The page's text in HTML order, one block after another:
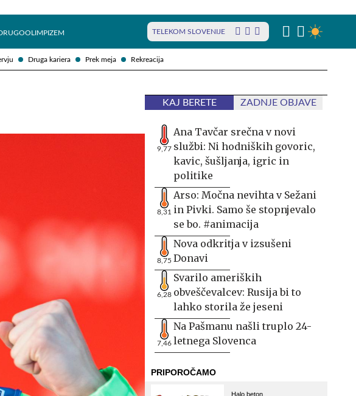
Druga kariera Prek meja Rekreacija
OLIMPIZEM TELEKOM SLOVENIJE
KAJ BERETE ZADNJE OBJAVE
9,77
Ana Tavčar srečna v novi
službi: Ni hodniških govoric,
kavic, šušljanja, igric in
politike
8,31
Arso: Močna nevihta v Sežani
in Pivki. Samo še stopnjevalo
se bo. #animacija
8,75
Nova odkritja v izsušeni
Donavi
6,28
Svarilo ameriških
obveščevalcev: Rusija bi to
lahko storila že jeseni
7,46
Na Pašmanu našli truplo 24-
letnega Slovenca